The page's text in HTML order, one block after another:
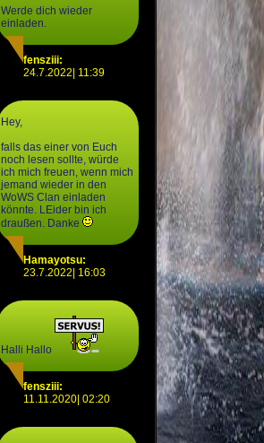
Werde dich wieder
einladen.
fensziii:
24.7.2022| 11:39
Hey,
falls das einer von Euch
noch lesen sollte, würde
ich mich freuen, wenn mich
jemand wieder in den
WoWS Clan einladen
könnte. LEider bin ich
draußen. Danke
Hamayotsu:
23.7.2022| 16:03
Halli Hallo
fensziii:
11.11.2020| 02:20